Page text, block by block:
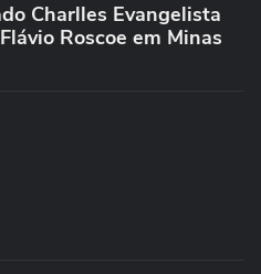
Charlles Evangelista
Roscoe em Minas